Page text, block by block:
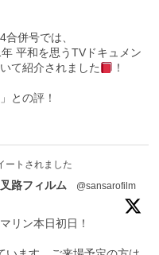
併号では、
平和を思うTVドキュメン
て紹介されました
！
との評！
ートされました
路フィルム
@sansarofilm
リン本日初日！